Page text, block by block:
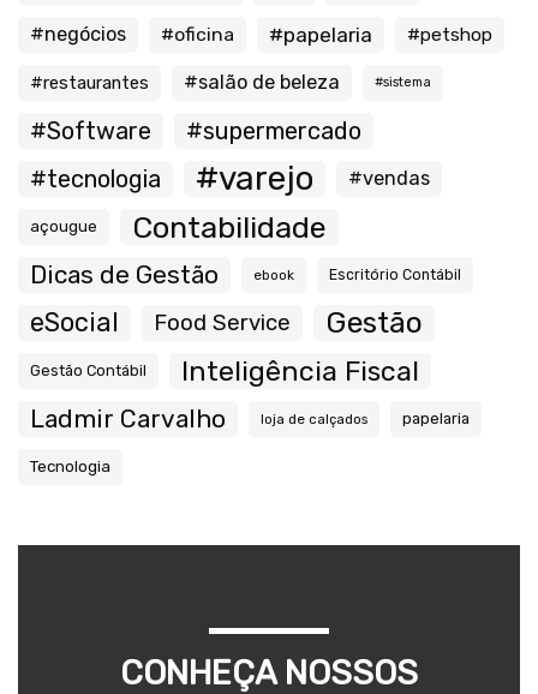
#negócios #oficina #papelaria #petshop
#restaurantes #salão de beleza #sistema
#Software
#supermercado
#tecnologia
#varejo #vendas
açougue Contabilidade
Dicas de Gestão ebook Escritório Contábil
eSocial Food Service Gestão
Gestão Contábil Inteligência Fiscal
Ladmir Carvalho loja de calçados papelaria
Tecnologia
CONHEÇA NOSSOS